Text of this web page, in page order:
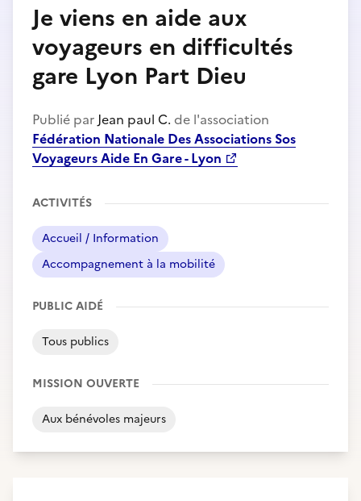
Je viens en aide aux
voyageurs en difficultés
gare Lyon Part Dieu
Publié par Jean paul C. de l'association
Fédération Nationale Des Associations Sos
Voyageurs Aide En Gare - Lyon
ACTIVITÉS
Accueil / Information
Accompagnement à la mobilité
PUBLIC AIDÉ
Tous publics
MISSION OUVERTE
Aux bénévoles majeurs